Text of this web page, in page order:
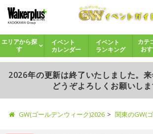
エリアから探
す
イベント
カレンダー
イベント
ランキング
カテ
お
2026年の更新は終了いたしました。
どうぞよろしくお願いしま
GW(ゴールデンウィーク)2026 関東のGW(